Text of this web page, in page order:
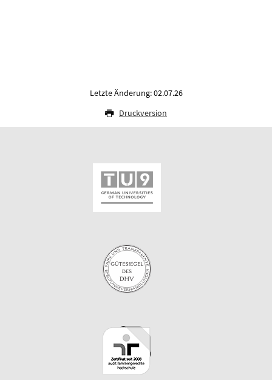
Letzte Änderung: 02.07.26
Druckversion